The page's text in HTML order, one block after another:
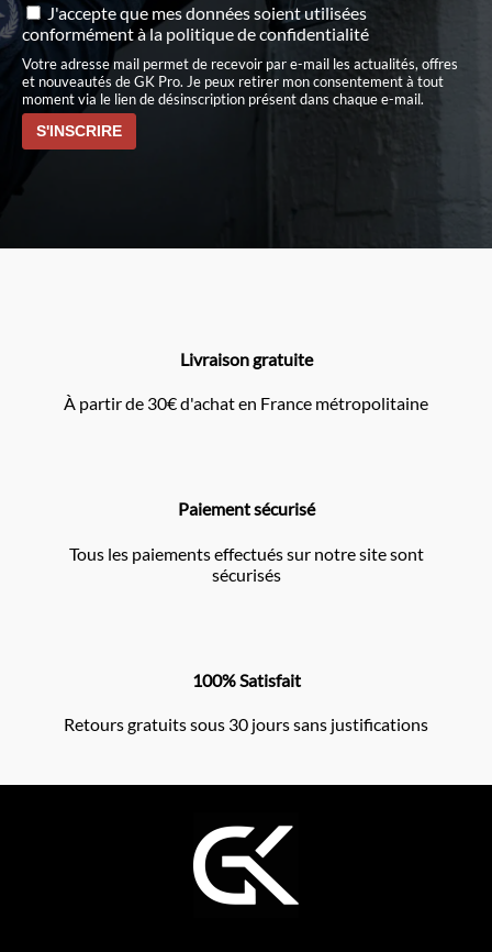
J'accepte que mes données soient utilisées
conformément àla politique de confidentialité
Votre adresse mail permet de recevoir par e-mail les actualités, offres
et nouveautés de GK Pro. Je peux retirer mon consentement à tout
moment via le lien de désinscription présent dans chaque e-mail.
Livraison gratuite
À partir de 30€ d'achat en France métropolitaine
Paiement sécurisé
Tous les paiements effectués sur notre site sont
sécurisés
100% Satisfait
Retours gratuits sous 30 jours sans justifications